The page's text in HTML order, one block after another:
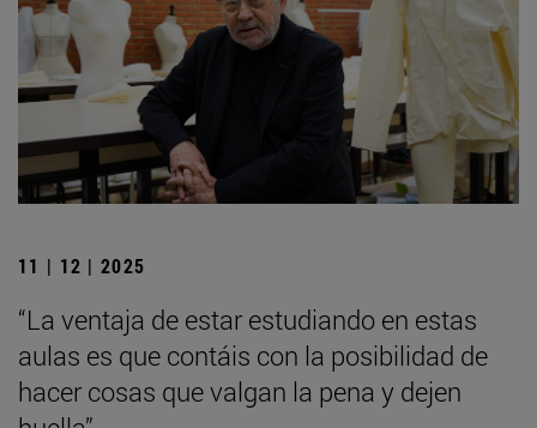
11 | 12 | 2025
“La ventaja de estar estudiando en estas
aulas es que contáis con la posibilidad de
hacer cosas que valgan la pena y dejen